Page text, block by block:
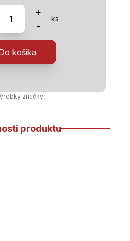
50/1000
+
-
ks
košíka
značky:
produktu